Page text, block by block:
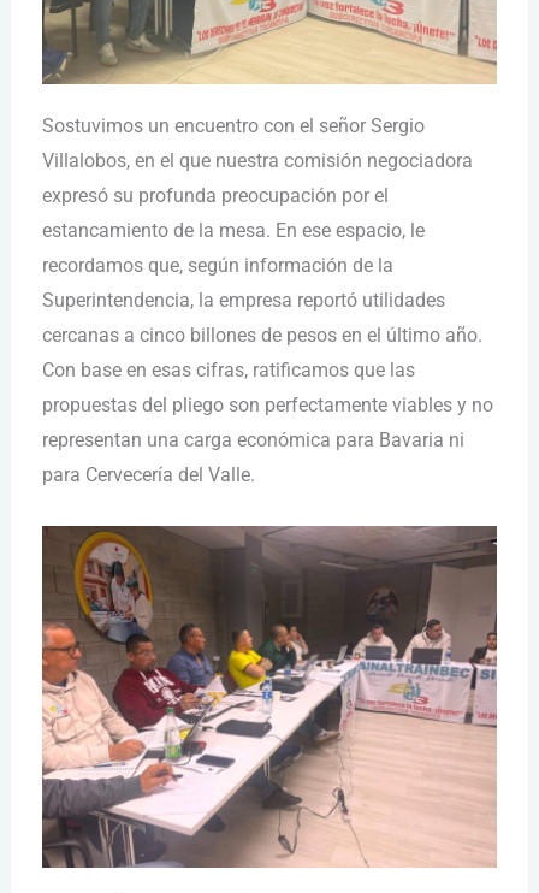
Sostuvimos un encuentro con el señor Sergio
Villalobos, en el que nuestra comisión negociadora
expresó su profunda preocupación por el
estancamiento de la mesa. En ese espacio, le
recordamos que, según información de la
Superintendencia, la empresa reportó utilidades
cercanas a cinco billones de pesos en el último año.
Con base en esas cifras, ratificamos que las
propuestas del pliego son perfectamente viables y no
representan una carga económica para Bavaria ni
para Cervecería del Valle.